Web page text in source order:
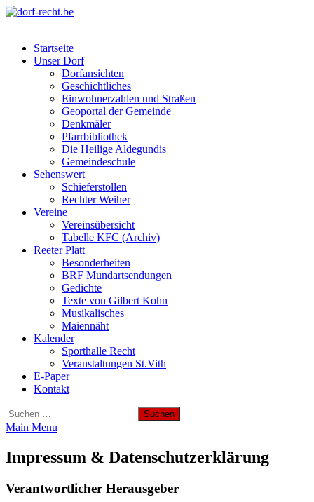
Skip
Startseite
Unser Dorf
Dorfansichten
Geschichtliches
Einwohnerzahlen und Straßen
Geoportal der Gemeinde
Denkmäler
Pfarrbibliothek
Die Heilige Aldegundis
Gemeindeschule
Sehenswert
Schieferstollen
Rechter Weiher
Vereine
Vereinsübersicht
Tabelle KFC (Archiv)
Reeter Platt
Besonderheiten
BRF Mundartsendungen
Gedichte
Texte von Gilbert Kohn
Musikalisches
Maiennäht
Kalender
Sporthalle Recht
Veranstaltungen St.Vith
E-Paper
Kontakt
Suchen
nach:
Main Menu
Impressum & Datenschutzerklärung
Verantwortlicher Herausgeber